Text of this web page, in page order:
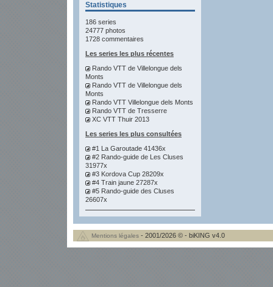
Statistiques
186 series
24777 photos
1728 commentaires
Les series les plus récentes
Rando VTT de Villelongue dels
Monts
Rando VTT de Villelongue dels
Monts
Rando VTT Villelongue dels Monts
Rando VTT de Tresserre
XC VTT Thuir 2013
Les series les plus consultées
#1 La Garoutade 41436x
#2 Rando-guide de Les Cluses
31977x
#3 Kordova Cup 28209x
#4 Train jaune 27287x
#5 Rando-guide des Cluses
26607x
Mentions légales - 2001/2026 © - biKING v4.0